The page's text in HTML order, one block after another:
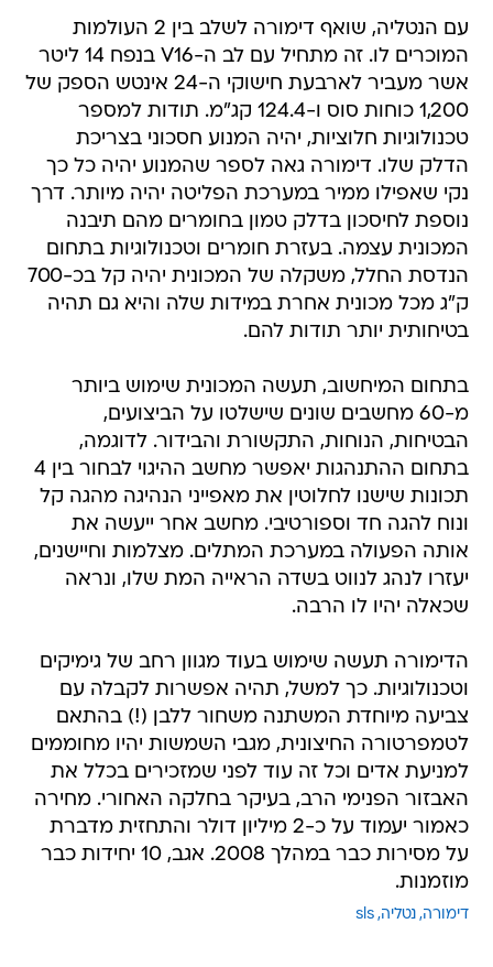
עם הנטליה, שואף דימורה לשלב בין 2 העולמות
המוכרים לו. זה מתחיל עם לב ה-V16 בנפח 14 ליטר
אשר מעביר לארבעת חישוקי ה-24 אינטש הספק של
1,200 כוחות סוס ו-124.4 קג"מ. תודות למספר
טכנולוגיות חלוציות, יהיה המנוע חסכוני בצריכת
הדלק שלו. דימורה גאה לספר שהמנוע יהיה כל כך
נקי שאפילו ממיר במערכת הפליטה יהיה מיותר. דרך
נוספת לחיסכון בדלק טמון בחומרים מהם תיבנה
המכונית עצמה. בעזרת חומרים וטכנולוגיות בתחום
הנדסת החלל, משקלה של המכונית יהיה קל בכ-700
ק"ג מכל מכונית אחרת במידות שלה והיא גם תהיה
בטיחותית יותר תודות להם.
בתחום המיחשוב, תעשה המכונית שימוש ביותר
מ-60 מחשבים שונים שישלטו על הביצועים,
הבטיחות, הנוחות, התקשורת והבידור. לדוגמה,
בתחום ההתנהגות יאפשר מחשב ההיגוי לבחור בין 4
תכונות שישנו לחלוטין את מאפייני הנהיגה מהגה קל
ונוח להגה חד וספורטיבי. מחשב אחר ייעשה את
אותה הפעולה במערכת המתלים. מצלמות וחיישנים,
יעזרו לנהג לנווט בשדה הראייה המת שלו, ונראה
שכאלה יהיו לו הרבה.
הדימורה תעשה שימוש בעוד מגוון רחב של גימיקים
וטכנולוגיות. כך למשל, תהיה אפשרות לקבלה עם
צביעה מיוחדת המשתנה משחור ללבן (!) בהתאם
לטמפרטורה החיצונית, מגבי השמשות יהיו מחוממים
למניעת אדים וכל זה עוד לפני שמזכירים בכלל את
האבזור הפנימי הרב, בעיקר בחלקה האחורי. מחירה
כאמור יעמוד על כ-2 מיליון דולר והתחזית מדברת
על מסירות כבר במהלך 2008. אגב, 10 יחידות כבר
מוזמנות.
דימורה נטליה sls